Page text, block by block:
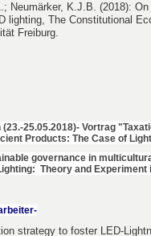
Neumärker, K.J.B. (2018):
lighting, The Constitutional
Freiburg.
25.05.2018)- Vortrag
Products: The Case of
governance in
Theory and Experiment
strategy to foster LED-